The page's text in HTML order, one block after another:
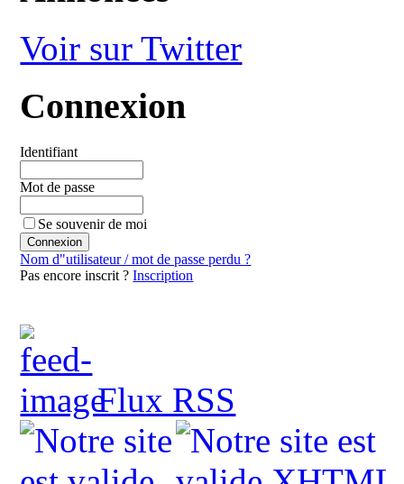
Voir sur Twitter
Connexion
Identifiant
Mot de passe
Se souvenir de moi
Nom d"utilisateur / mot de passe perdu ?
Pas encore inscrit ?Inscription
Flux RSS